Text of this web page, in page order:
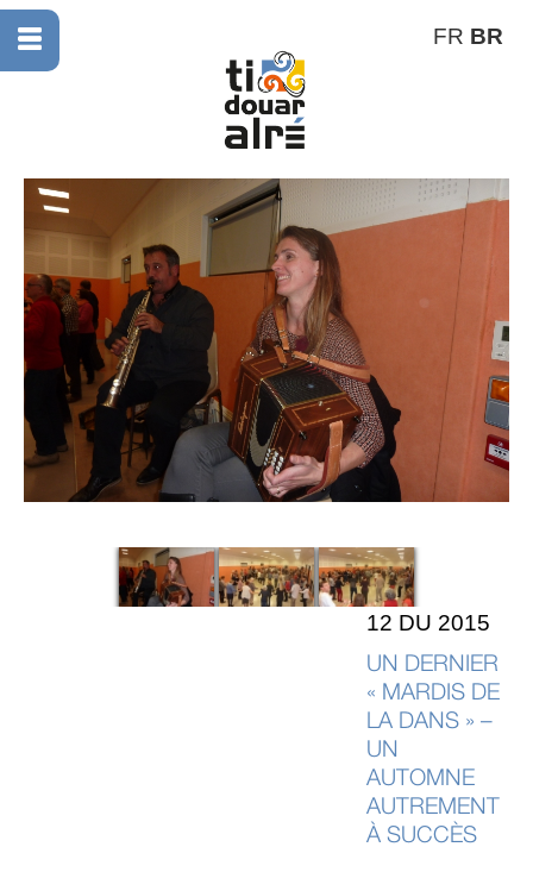
FR BR
12 DU 2015
UN DERNIER
« MARDIS DE
LA DANS » –
UN
AUTOMNE
AUTREMENT
À SUCCÈS